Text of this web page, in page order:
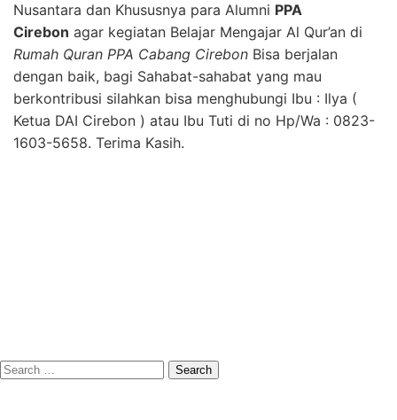
Nusantara dan Khususnya para Alumni PPA
Cirebon agar kegiatan Belajar Mengajar Al Qur’an di
Rumah Quran PPA Cabang Cirebon Bisa berjalan
dengan baik, bagi Sahabat-sahabat yang mau
berkontribusi silahkan bisa menghubungi Ibu : Ilya (
Ketua DAI Cirebon ) atau Ibu Tuti di no Hp/Wa : 0823-
1603-5658. Terima Kasih.
Search